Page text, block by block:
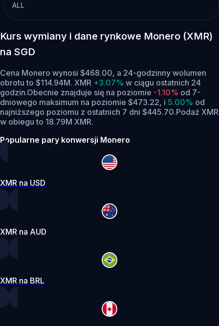
ALL
Kurs wymiany i dane rynkowe Monero (XMR)
na SGD
Cena Monero wynosi $468.00, a 24-godzinny wolumen
obrotu to $114.94M. XMR +3.07% w ciągu ostatnich 24
godzin.Obecnie znajduje się na poziomie -1.10% od 7-
dniowego maksimum na poziomie $473.22, i 5.00% od
najniższego poziomu z ostatnich 7 dni $445.70.Podaż XMR
w obiegu to 18.79M XMR.
Popularne pary konwersji Monero
XMR na USD
XMR na AUD
XMR na BRL